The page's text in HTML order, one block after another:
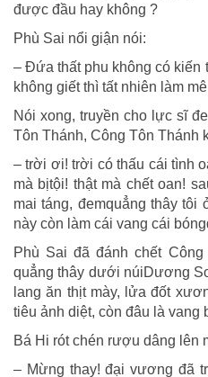
được đầu hay không ?
Phù Sai nổi giận nói:
– Đứa thất phu không có kiến
không giết thì tất nhiên làm
Nói xong, truyền cho lực sĩ
Tôn Thánh, Công Tôn Thánh
– trời ơi! trời có thấu cái tình
mà bịtội! thật mà chết oan!
mai táng, đemquẳng thây
này còn làm cái vang cái
Phù Sai đã đánh chết
quẳng thây dưới núiDương
lang ăn thịt mày, lửa đốt
tiêu ảnh diệt, còn đâu là vang
Bá Hi rót chén rượu dâng lên
– Mừng thay! đại vương đã